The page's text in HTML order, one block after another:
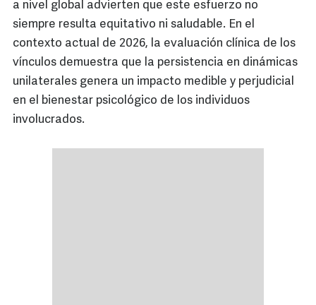
a nivel global advierten que este esfuerzo no
siempre resulta equitativo ni saludable. En el
contexto actual de 2026, la evaluación clínica de los
vínculos demuestra que la persistencia en dinámicas
unilaterales genera un impacto medible y perjudicial
en el bienestar psicológico de los individuos
involucrados.